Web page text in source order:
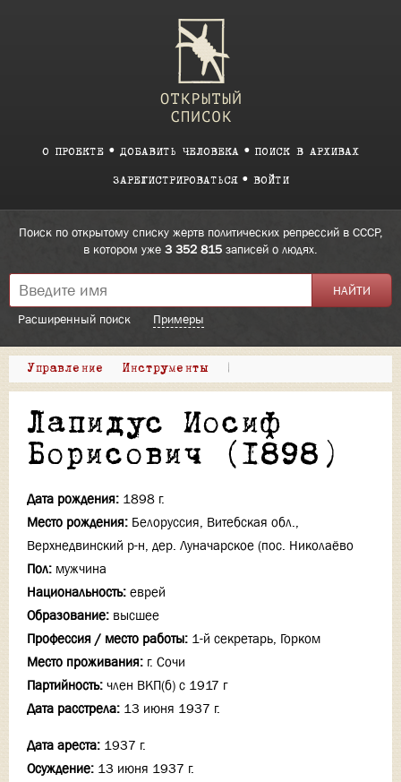
О ПРОЕКТЕ ДОБАВИТЬ ЧЕЛОВЕКА ПОИСК В АРХИВАХ
ЗАРЕГИСТРИРОВАТЬСЯ ВОЙТИ
Поиск по открытому списку жертв политических репрессий в СССР,
в котором уже 3 352 815 записей о людях.
Расширенный поиск Примеры
Управление Инструменты |
Лапидус Иосиф
Борисович (1898)
Дата рождения: 1898 г.
Место рождения: Белоруссия, Витебская обл.,
Верхнедвинский р-н, дер. Луначарское (пос. Николаёво
Пол: мужчина
Национальность: еврей
Образование: высшее
Профессия / место работы: 1-й секретарь, Горком
Место проживания: г. Сочи
Партийность: член ВКП(б) с 1917 г
Дата расстрела: 13 июня 1937 г.
Дата ареста: 1937 г.
Осуждение: 13 июня 1937 г.